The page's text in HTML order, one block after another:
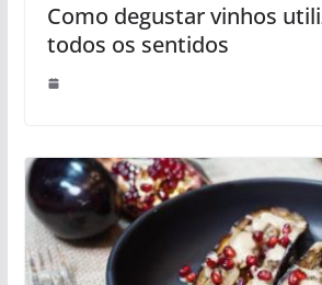
Como degustar vinhos
todos os sentidos